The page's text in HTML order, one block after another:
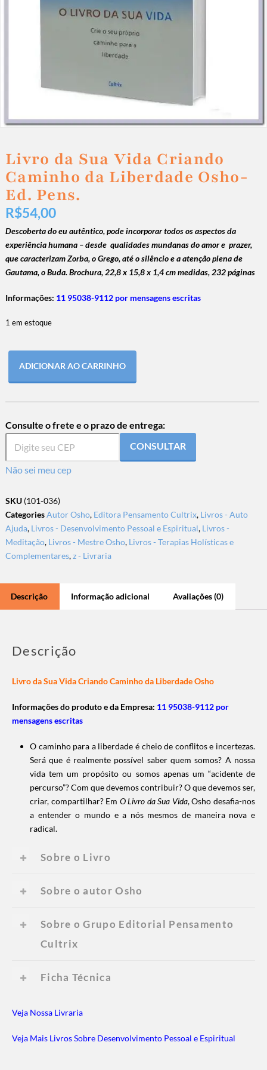
Livro da Sua Vida Criando
Caminho da Liberdade Osho-
Ed. Pens.
R$54,00
Descoberta do eu autêntico, pode incorporar todos os aspectos da
experiência humana – desde qualidades mundanas do amor e prazer,
que caracterizam Zorba, o Grego, até o silêncio e a atenção plena de
Gautama, o Buda. Brochura, 22,8 x 15,8 x 1,4 cm medidas, 232 páginas
Informações: 11 95038-9112 por mensagens escritas
1 em estoque
ADICIONAR AO CARRINHO
Consulte o frete e o prazo de entrega:
CONSULTAR
Não sei meu cep
SKU (101-036)
CategoriesAutor Osho, Editora Pensamento Cultrix, Livros - Auto
Ajuda, Livros - Desenvolvimento Pessoal e Espiritual, Livros -
Meditação, Livros - Mestre Osho, Livros - Terapias Holísticas e
Complementares,z - Livraria
Descrição Informação adicional Avaliações (0)
Descrição
Livro da Sua Vida Criando Caminho da Liberdade Osho
Informações do produto e da Empresa: 11 95038-9112 por
mensagens escritas
O caminho para a liberdade é cheio de conflitos e incertezas.
Será que é realmente possível saber quem somos? A nossa
vida tem um propósito ou somos apenas um “acidente de
percurso”? Com que devemos contribuir? O que devemos ser,
criar, compartilhar? Em O Livro da Sua Vida, Osho desafia-nos
a entender o mundo e a nós mesmos de maneira nova e
radical.
Sobre o Livro
Sobre o autor Osho
Sobre o Grupo Editorial Pensamento
Cultrix
Ficha Técnica
Veja Nossa Livraria
Veja Mais Livros Sobre Desenvolvimento Pessoal e Espiritual